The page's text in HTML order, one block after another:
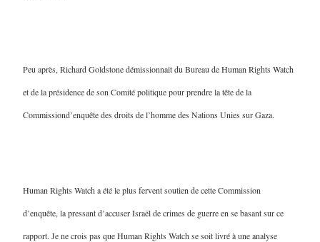
Peu après, Richard Goldstone démissionnait du Bureau de Human Rights Watch
et de la présidence de son Comité politique pour prendre la tête de la
Commissiond’enquête des droits de l’homme des Nations Unies sur Gaza.
Human Rights Watch a été le plus fervent soutien de cette Commission
d’enquête, la pressant d’accuser Israël de crimes de guerre en se basant sur ce
rapport. Je ne crois pas que Human Rights Watch se soit livré à une analyse